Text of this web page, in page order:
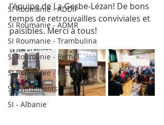
SI Roumanie - ADDIP
SI Roumanie - ADMR
SI Roumanie - Trambulina
SI Roumanie - Bethel
SI Roumanie - MEV
SI évènements
SI - Albanie
l'équipe de La Gerbe-Lézan! De bons
temps de retrouvailles conviviales et
paisibles. Merci à tous!